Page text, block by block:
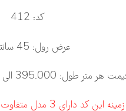
کد: 412
عرض رول: 45 سانتیمتر
هر متر طول: 395.000 الی 1.750.000 تومان
زمینه این کد